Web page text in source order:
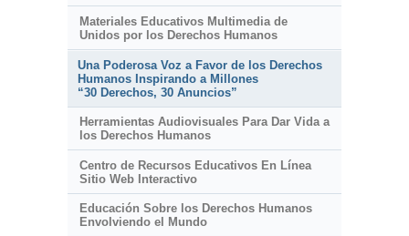
Materiales Educativos Multimedia de
Unidos por los Derechos Humanos
Una Poderosa Voz a Favor de los Derechos
Humanos Inspirando a Millones
“30 Derechos, 30 Anuncios”
Herramientas Audiovisuales Para Dar Vida a
los Derechos Humanos
Centro de Recursos Educativos En Línea
Sitio Web Interactivo
Educación Sobre los Derechos Humanos
Envolviendo el Mundo